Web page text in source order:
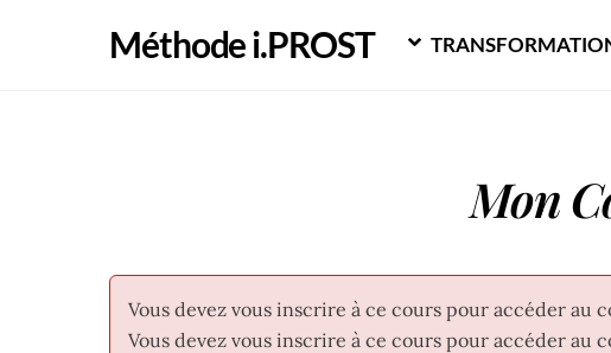
Méthode i.PROST
Mon
Vous devez vous inscrire à ce cours pour accéder au
Vous devez vous inscrire à ce cours pour accéder au